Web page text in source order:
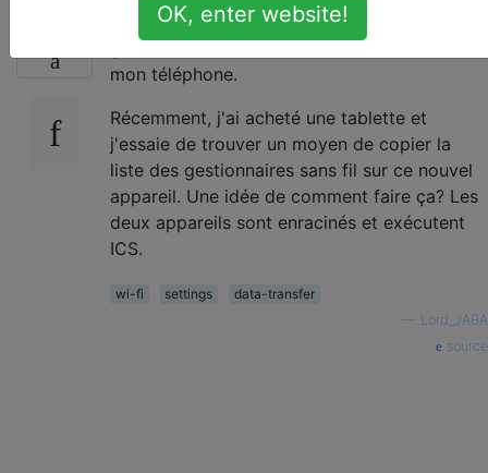
J'ai une très longue liste de points d'accès
gratuits et de réseaux d'amis / famille sur
mon téléphone.
Récemment, j'ai acheté une tablette et
j'essaie de trouver un moyen de copier la
liste des gestionnaires sans fil sur ce nouvel
appareil. Une idée de comment faire ça? Les
deux appareils sont enracinés et exécutent
ICS.
wi-fi settings
data-transfer
Lord_JABA
source
OK, enter website!